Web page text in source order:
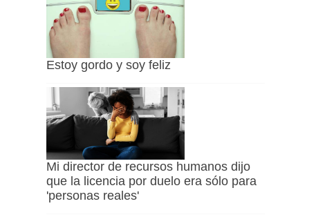
Estoy gordo y soy feliz
Mi director de recursos humanos dijo
que la licencia por duelo era sólo para
'personas reales'